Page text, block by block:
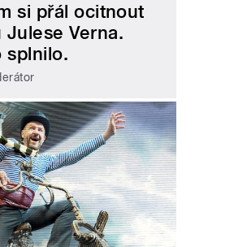
si přál ocitnout
Julese Verna.
splnilo.